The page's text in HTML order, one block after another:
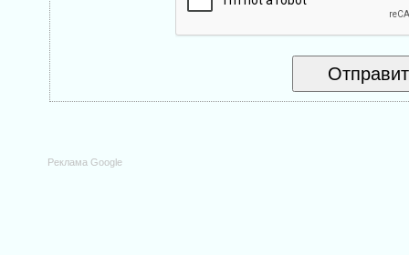
Реклама Google